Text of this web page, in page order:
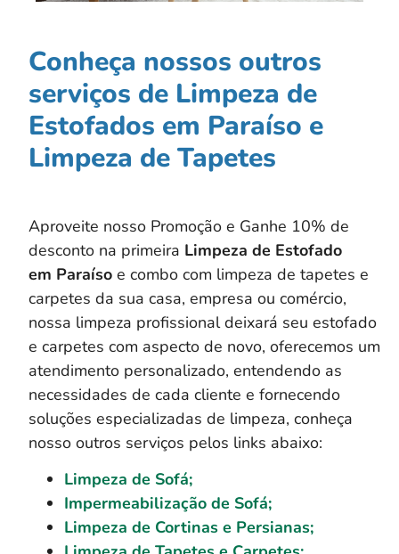
Conheça nossos outros
serviços de Limpeza de
Estofados em Paraíso e
Limpeza de Tapetes
Aproveite nosso Promoção e Ganhe 10% de
desconto na primeira Limpeza de Estofado
em Paraíso e combo com limpeza de tapetes e
carpetes da sua casa, empresa ou comércio,
nossa limpeza profissional deixará seu estofado
e carpetes com aspecto de novo, oferecemos um
atendimento personalizado, entendendo as
necessidades de cada cliente e fornecendo
soluções especializadas de limpeza, conheça
nosso outros serviços pelos links abaixo:
Limpeza de Sofá;
Impermeabilização de Sofá;
Limpeza de Cortinas e Persianas;